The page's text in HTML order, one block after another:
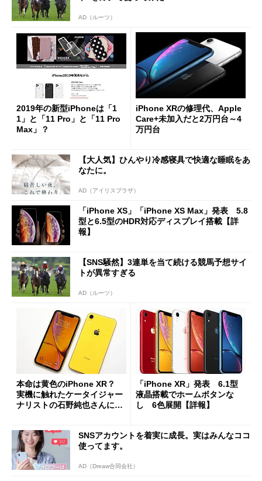
AD（ルーツ）
2019年の新型iPhoneは「1
1」と「11 Pro」と「11 Pro
Max」？
iPhone XRの修理代、Apple
Care+未加入だと2万円台～4
万円台
【大人気】ひんやり冷感寝具で快適な睡眠をあ
なたに。
AD（アイリスプラザ）
「iPhone XS」「iPhone XS Max」発表 5.8
型と6.5型のHDR対応ディスプレイ搭載【詳
報】
【SNS騒然】3連単を当て続ける競馬予想サイ
トが異常すぎる
AD（ルーツ）
本命は黄色のiPhone XR？
実機に触れたケータイジャー
ナリストの石野純也さんに聞
「iPhone XR」発表 6.1型
液晶搭載でホームボタンな
し 6色展開【詳報】
SNSアカウントを着実に成長。実はみんなココ
使ってます。
AD（Dreaw合同会社）